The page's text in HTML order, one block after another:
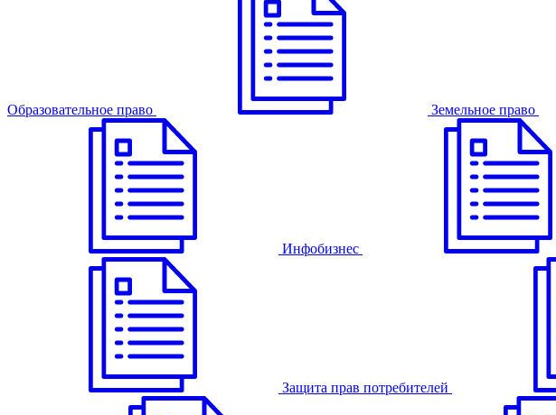
Образовательное право Земельное право
Инфобизнес
Защита прав потребителей